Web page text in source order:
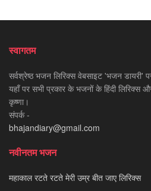
स्वागतम
सर्वश्रेष्ठ भजन लिरिक्स वेबसाइट 'भजन डायरी'
यहाँ पर सभी प्रकार के भजनों के हिंदी
कृष्णा।
संपर्क -
bhajandiary@gmail.com
नवीनतम भजन
महाकाल रटते रटते मेरी उम्र बीत जाए लिरिक्स